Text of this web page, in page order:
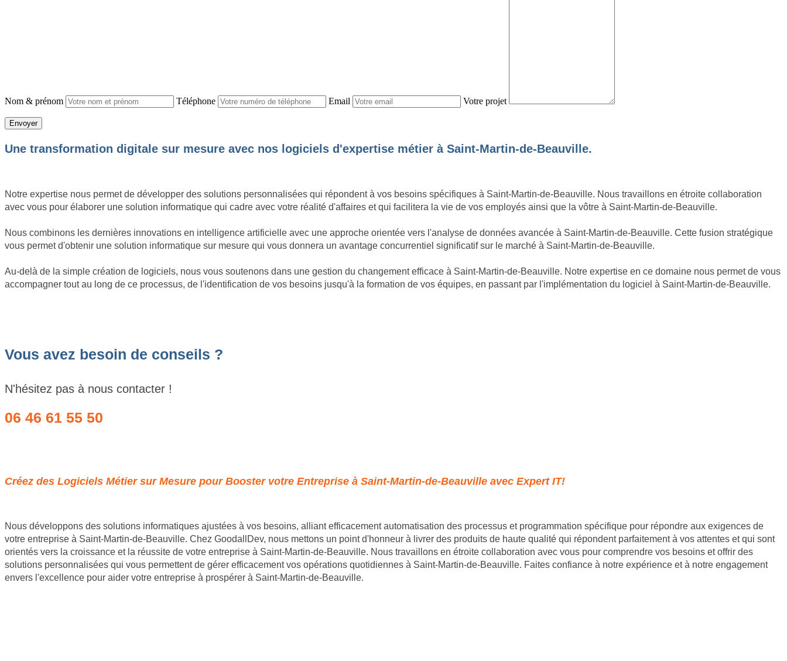
Nom & prénom Téléphone Email Votre projet
Une transformation digitale sur mesure avec nos logiciels d'expertise métier à Saint-Martin-de-Beauville.
Notre expertise nous permet de développer des solutions personnalisées qui répondent à vos besoins spécifiques à Saint-Martin-de-Beauville. Nous travaillons en étroite collaboration
avec vous pour élaborer une solution informatique qui cadre avec votre réalité d'affaires et qui facilitera la vie de vos employés ainsi que la vôtre à Saint-Martin-de-Beauville.
Nous combinons les dernières innovations en intelligence artificielle avec une approche orientée vers l'analyse de données avancée à Saint-Martin-de-Beauville. Cette fusion stratégique
vous permet d'obtenir une solution informatique sur mesure qui vous donnera un avantage concurrentiel significatif sur le marché à Saint-Martin-de-Beauville.
Au-delà de la simple création de logiciels, nous vous soutenons dans une gestion du changement efficace à Saint-Martin-de-Beauville. Notre expertise en ce domaine nous permet de vous
accompagner tout au long de ce processus, de l'identification de vos besoins jusqu'à la formation de vos équipes, en passant par l'implémentation du logiciel à Saint-Martin-de-Beauville.
Vous avez besoin de conseils ?
N'hésitez pas à nous contacter !
06 46 61 55 50
Créez des Logiciels Métier sur Mesure pour Booster votre Entreprise à Saint-Martin-de-Beauville avec Expert IT!
Nous développons des solutions informatiques ajustées à vos besoins, alliant efficacement automatisation des processus et programmation spécifique pour répondre aux exigences de
votre entreprise à Saint-Martin-de-Beauville. Chez GoodallDev, nous mettons un point d'honneur à livrer des produits de haute qualité qui répondent parfaitement à vos attentes et qui sont
orientés vers la croissance et la réussite de votre entreprise à Saint-Martin-de-Beauville. Nous travaillons en étroite collaboration avec vous pour comprendre vos besoins et offrir des
solutions personnalisées qui vous permettent de gérer efficacement vos opérations quotidiennes à Saint-Martin-de-Beauville. Faites confiance à notre expérience et à notre engagement
envers l'excellence pour aider votre entreprise à prospérer à Saint-Martin-de-Beauville.